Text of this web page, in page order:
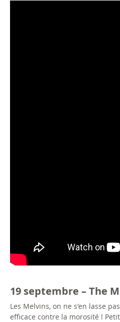
19 septembre – The
Les Melvins, on ne s'en lasse
efficace contre la morosité !